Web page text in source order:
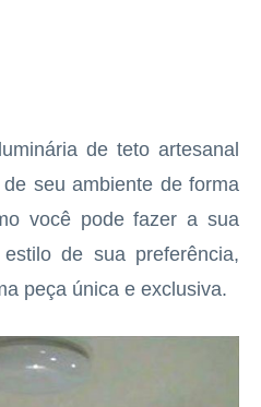
de teto artesanal
seu ambiente de forma
você pode fazer a sua
de sua preferência,
peça única e exclusiva.